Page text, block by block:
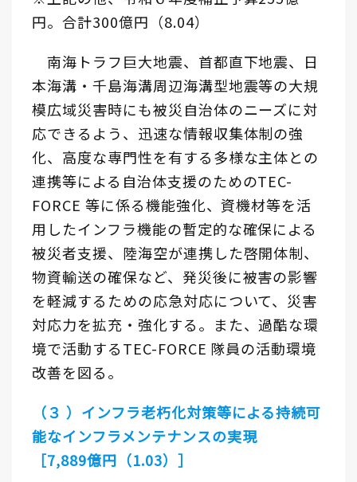
円。合計300億円（8.04）
南海トラフ巨大地震、首都直下地震、日
本海溝・千島海溝周辺海溝型地震等の大規
模広域災害時にも被災自治体のニーズに対
応できるよう、迅速な情報収集体制の強
化、高度な専門性を有する多様な主体との
連携等による自治体支援のためのTEC-
FORCE 等に係る機能強化、資機材等を活
用したインフラ機能の暫定的な確保による
被災者支援、陸海空が連携した啓開体制、
物資輸送の確保など、発災後に被害の影響
を軽減するための応急対応について、災害
対応力を拡充・強化する。また、過酷な環
境で活動するTEC-FORCE 隊員の活動環境
改善を図る。
（３ ）インフラ老朽化対策等による持続可
能なインフラメンテナンスの実現
［7,889億円（1.03）］